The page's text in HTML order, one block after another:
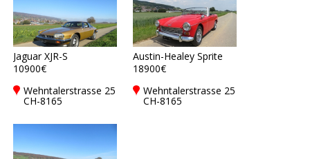
Jaguar XJR-S
10900€
Wehntalerstrasse 25
CH-8165
Switzerland
Austin-Healey Sprite
18900€
Wehntalerstrasse 25
CH-8165